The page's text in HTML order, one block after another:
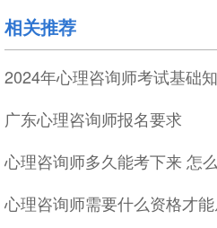
相关推荐
2024年心理咨询师考试基础知
广东心理咨询师报名要求
心理咨询师多久能考下来 怎
心理咨询师需要什么资格才